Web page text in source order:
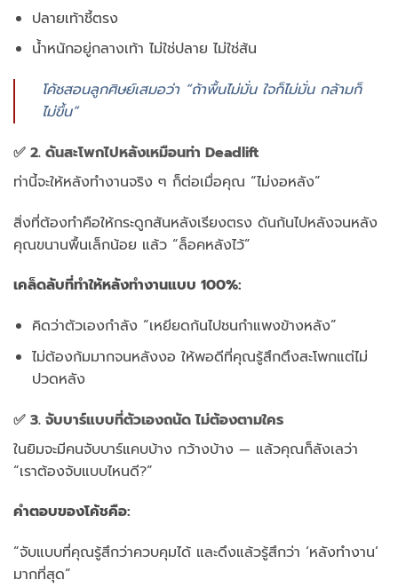
ปลายเท้าชี้ตรง
น้ำหนักอยู่กลางเท้า ไม่ใช่ปลาย ไม่ใช่ส้น
โค้ชสอนลูกศิษย์เสมอว่า “ถ้าพื้นไม่มั่น ใจก็ไม่มั่น กล้ามก็
ไม่ขึ้น”
✅ 2. ดันสะโพกไปหลังเหมือนท่า Deadlift
ท่านี้จะให้หลังทำงานจริง ๆ ก็ต่อเมื่อคุณ “ไม่งอหลัง”
สิ่งที่ต้องทำคือให้กระดูกสันหลังเรียงตรง ดันก้นไปหลังจนหลัง
คุณขนานพื้นเล็กน้อย แล้ว “ล็อคหลังไว้”
เคล็ดลับที่ทำให้หลังทำงานแบบ 100%:
คิดว่าตัวเองกำลัง “เหยียดก้นไปชนกำแพงข้างหลัง”
ไม่ต้องก้มมากจนหลังงอ ให้พอดีที่คุณรู้สึกตึงสะโพกแต่ไม่
ปวดหลัง
✅ 3. จับบาร์แบบที่ตัวเองถนัด ไม่ต้องตามใคร
ในยิมจะมีคนจับบาร์แคบบ้าง กว้างบ้าง — แล้วคุณก็ลังเลว่า
“เราต้องจับแบบไหนดี?”
คำตอบของโค้ชคือ:
“จับแบบที่คุณรู้สึกว่าควบคุมได้ และดึงแล้วรู้สึกว่า ‘หลังทำงาน’
มากที่สุด”